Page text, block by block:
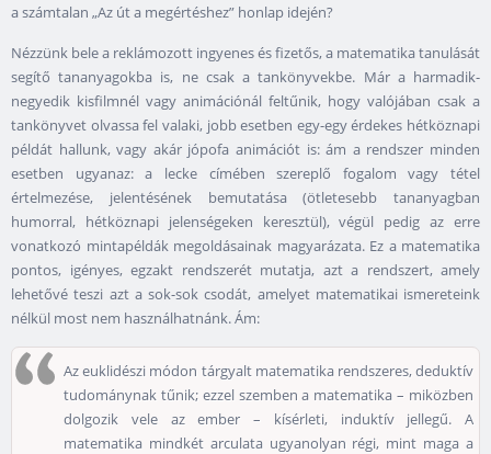
a számtalan „Az út a megértéshez” honlap idején?
Nézzünk bele a reklámozott ingyenes és fizetős, a matematika tanulását
segítő tananyagokba is, ne csak a tankönyvekbe. Már a harmadik-
negyedik kisfilmnél vagy animációnál feltűnik, hogy valójában csak a
tankönyvet olvassa fel valaki, jobb esetben egy-egy érdekes hétköznapi
példát hallunk, vagy akár jópofa animációt is: ám a rendszer minden
esetben ugyanaz: a lecke címében szereplő fogalom vagy tétel
értelmezése, jelentésének bemutatása (ötletesebb tananyagban
humorral, hétköznapi jelenségeken keresztül), végül pedig az erre
vonatkozó mintapéldák megoldásainak magyarázata. Ez a matematika
pontos, igényes, egzakt rendszerét mutatja, azt a rendszert, amely
lehetővé teszi azt a sok-sok csodát, amelyet matematikai ismereteink
nélkül most nem használhatnánk. Ám:
Az euklidészi módon tárgyalt matematika rendszeres, deduktív
tudománynak tűnik; ezzel szemben a matematika – miközben
dolgozik vele az ember – kísérleti, induktív jellegű. A
matematika mindkét arculata ugyanolyan régi, mint maga a